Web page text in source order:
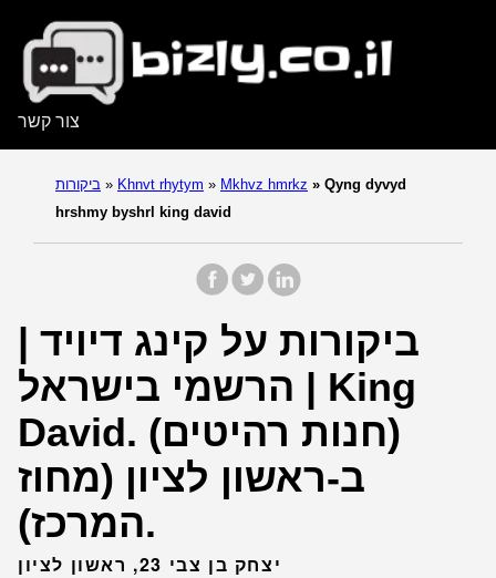
צור קשר
ביקורות » Khnvt rhytym » Mkhvz hmrkz » Qyng dyvyd
hrshmy byshrl king david
ביקורות על קינג דיויד |
הרשמי בישראל | King
David. (חנות רהיטים)
ב-ראשון לציון (מחוז
המרכז).
יצחק בן צבי 23, ראשון לציון